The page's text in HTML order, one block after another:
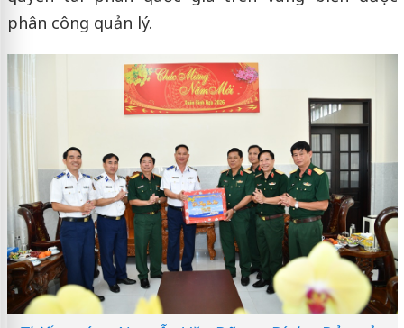
phân công quản lý.